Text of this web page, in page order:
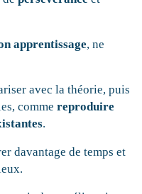
apprentissage, ne
avec la théorie, puis
commereproduire
.
davantage de temps et